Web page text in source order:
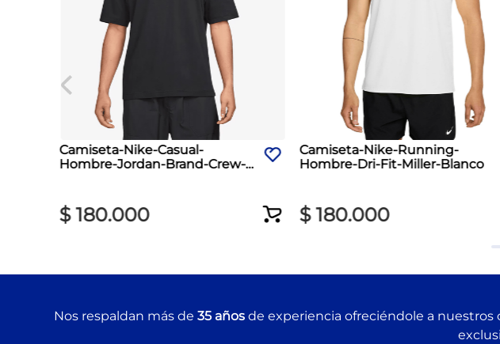
Camiseta-Nike-Casual-
Hombre-Jordan-Brand-Crew-
$ 180.000
Camiseta-Nike-Running-
Hombre-Dri-Fit-Miller-Blanco
$ 180.000
Nos respaldan más de 35 años de experiencia ofreciéndole a nuestros